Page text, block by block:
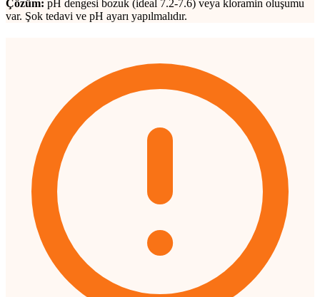
Çözüm: pH dengesi bozuk (ideal 7.2-7.6) veya kloramin oluşumu
var. Şok tedavi ve pH ayarı yapılmalıdır.